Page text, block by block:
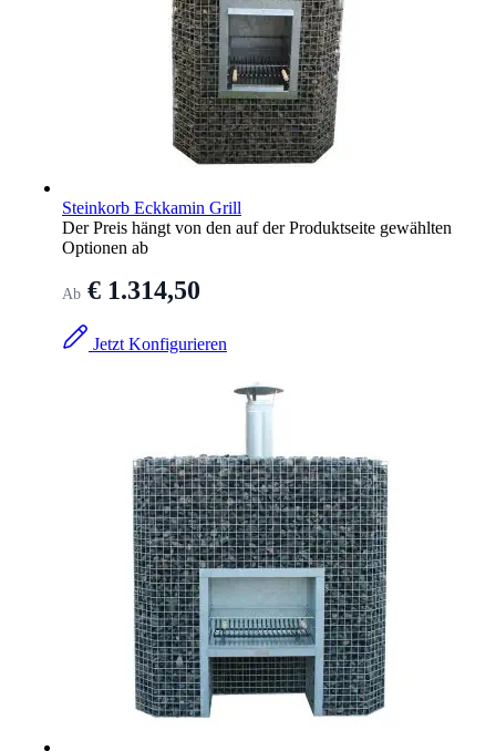
Steinkorb Eckkamin Grill
Der Preis hängt von den auf der Produktseite gewählten
Optionen ab
Ab € 1.314,50
Jetzt Konfigurieren